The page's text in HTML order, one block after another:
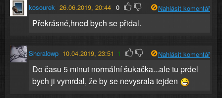
kosourek 26.06.2019, 20:44 0 Nahlásit komentář
Překrásné,hned bych se přidal.
Shcralowp 10.04.2019, 23:51 1 Nahlásit komentář
Do času 5 minut normální šukačka...ale tu prdel
bych ji vymrdal, že by se nevysrala tejden